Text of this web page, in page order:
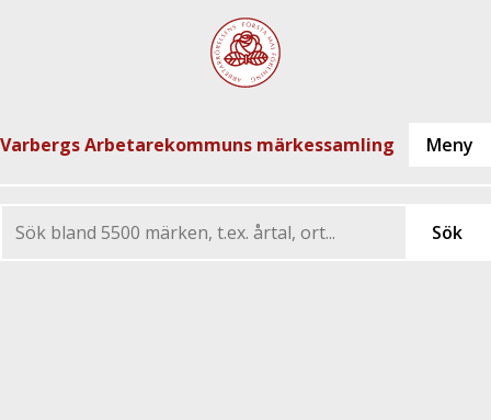
Varbergs Arbetarekommuns märkessamling